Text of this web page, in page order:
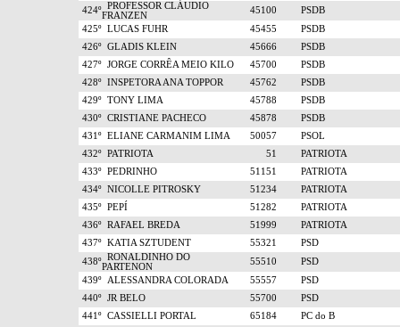
424º PROFESSOR CLÁUDIO
FRANZEN
45100
PSDB
425º LUCAS FUHR 45455
PSDB
426º GLADIS KLEIN 45666
PSDB
427º JORGE CORRÊA MEIO KILO 45700
PSDB
428º INSPETORA ANA TOPPOR 45762
PSDB
429º TONY LIMA 45788
PSDB
430º CRISTIANE PACHECO 45878
PSDB
431º ELIANE CARMANIM LIMA 50057
PSOL
432º PATRIOTA 51
PATRIOTA
433º PEDRINHO 51151
PATRIOTA
434º NICOLLE PITROSKY 51234
PATRIOTA
435º PEPÍ 51282
PATRIOTA
436º RAFAEL BREDA 51999
PATRIOTA
437º KATIA SZTUDENT 55321
PSD
438º RONALDINHO DO
PARTENON
55510
PSD
439º ALESSANDRA COLORADA 55557
PSD
440º JR BELO 55700
PSD
441º CASSIELLI PORTAL 65184
PC do B